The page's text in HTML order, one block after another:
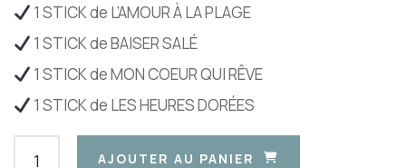
1 STICK de L’AMOUR À LA PLAGE
1 STICK de BAISER SALÉ
1 STICK de MON COEUR QUI RÊVE
1 STICK de LES HEURES DORÉES
AJOUTER AU PANIER